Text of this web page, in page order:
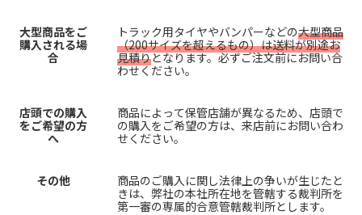
大型商品をご
購入される場
合
トラック用タイヤやバンパーなどの大型商品
（200サイズを超えるもの）は送料が別途お
見積りとなります。必ずご注文前にお問い合
わせください。
店頭での購入
をご希望の方
へ
商品によって保管店舗が異なるため、店頭で
の購入をご希望の方は、来店前にお問い合わ
せください。
その他
商品のご購入に関し法律上の争いが生じたと
きは、弊社の本社所在地を管轄する裁判所を
第一審の専属的合意管轄裁判所とします。